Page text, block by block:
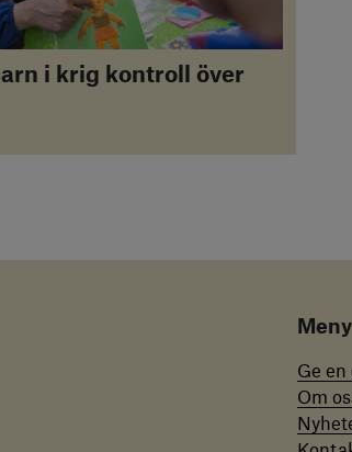
i krig kontroll över
Meny
Ge en
Om